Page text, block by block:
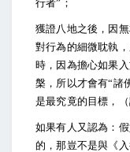
行者”；
獲證八地之後，因
對行為的細微耽執
時，因為擔心如果
槃，所以才會有“諸
是最究竟的目標，
如果有人又認為：
的，那豈不是與《